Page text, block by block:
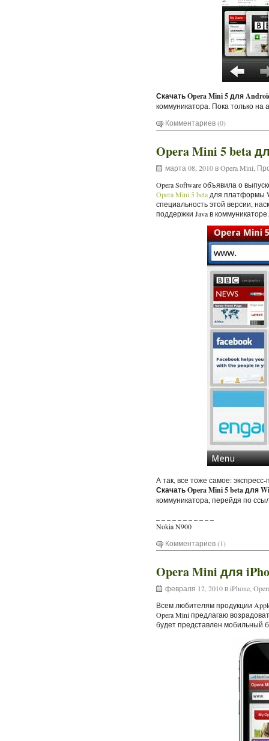
Скачать Opera Mini 5 для
коммуникатора. Пока только на
Комментариев (0)
Opera Mini 5 beta
марта 08, 2010 вOpera Mini
Opera Software объявила о
Opera Mini 5 beta для платформы
специальность этой версии,
поддержки Java в коммуникаторе.
А так, все тоже самое:
Скачать Opera Mini 5 beta для
коммуникатора, перейдя по
Nokia N900
Комментариев (1)
Opera Mini для
февраля 12, 2010 вiPhone
Всем любителям продукции
Opera Mini предлагаю
будет представлен мобильный